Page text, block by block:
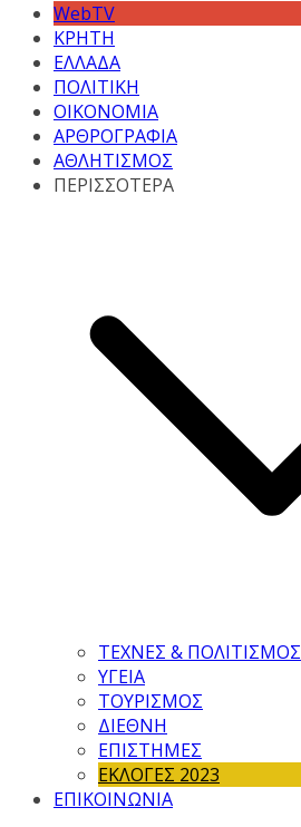
WebTV
ΚΡΗΤΗ
ΕΛΛΑΔΑ
ΠΟΛΙΤΙΚΗ
ΟΙΚΟΝΟΜΙΑ
ΑΡΘΡΟΓΡΑΦΙΑ
ΑΘΛΗΤΙΣΜΟΣ
ΠΕΡΙΣΣΟΤΕΡΑ
ΤΕΧΝΕΣ & ΠΟΛΙΤΙΣΜΟΣ
ΥΓΕΙΑ
ΤΟΥΡΙΣΜΟΣ
ΔΙΕΘΝΗ
ΕΠΙΣΤΗΜΕΣ
ΕΚΛΟΓΕΣ 2023
ΕΠΙΚΟΙΝΩΝΙΑ